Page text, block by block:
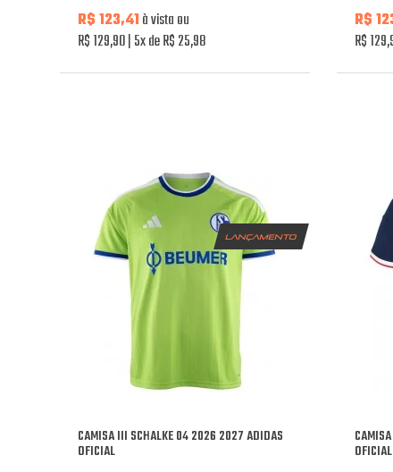
R$ 123,41à vista ou
R$ 129,90 5x de R$ 25,98
R$
R$
CAMISA III SCHALKE 04 2026 2027 ADIDAS
OFICIAL
lançamento
OFICIAL